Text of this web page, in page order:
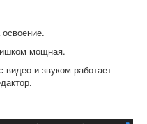
мощная.
и звуком работает